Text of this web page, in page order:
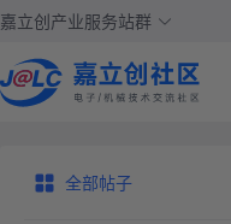
嘉立创产业服务站群
全部帖子